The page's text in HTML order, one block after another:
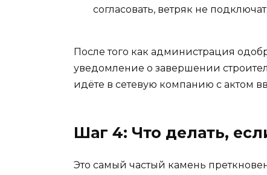
согласовать, ветряк не
После того как администрация
уведомление о завершении
идёте в сетевую компанию с актом
Шаг 4: Что делать,
Это самый частый камень